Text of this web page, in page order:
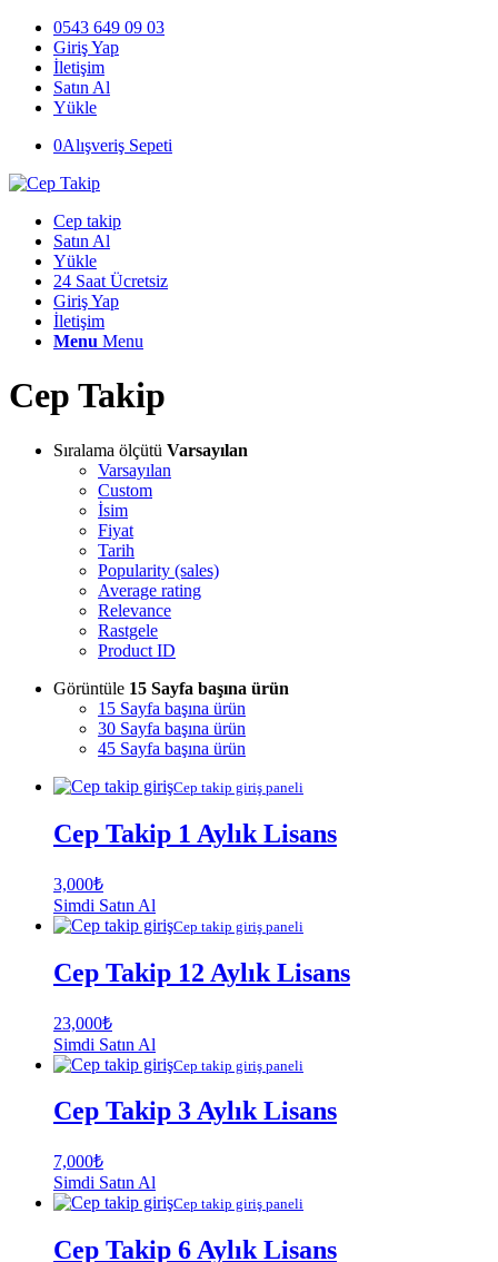
0543 649 09 03
Giriş Yap
İletişim
Satın Al
Yükle
0Alışveriş Sepeti
Cep takip
Satın Al
Yükle
24 Saat Ücretsiz
Giriş Yap
İletişim
Menu Menu
Cep Takip
Sıralama ölçütü Varsayılan
Varsayılan
Custom
İsim
Fiyat
Tarih
Popularity (sales)
Average rating
Relevance
Rastgele
Product ID
Görüntüle 15 Sayfa başına ürün
15 Sayfa başına ürün
30 Sayfa başına ürün
45 Sayfa başına ürün
Cep takip giriş paneli
Cep Takip 1 Aylık Lisans
3,000₺
Simdi Satın Al
Cep takip giriş paneli
Cep Takip 12 Aylık Lisans
23,000₺
Simdi Satın Al
Cep takip giriş paneli
Cep Takip 3 Aylık Lisans
7,000₺
Simdi Satın Al
Cep takip giriş paneli
Cep Takip 6 Aylık Lisans